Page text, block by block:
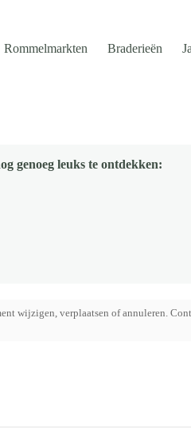
Rommelmarkten Braderieën
genoeg leuks te ontdekken:
wijzigen, verplaatsen of annuleren.